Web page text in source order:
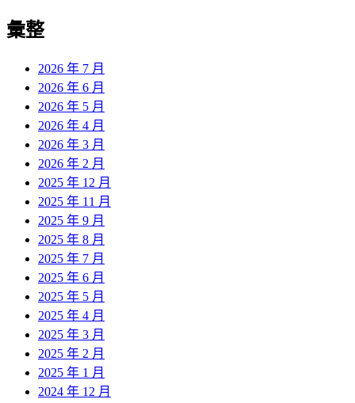
彙整
2026 年 7 月
2026 年 6 月
2026 年 5 月
2026 年 4 月
2026 年 3 月
2026 年 2 月
2025 年 12 月
2025 年 11 月
2025 年 9 月
2025 年 8 月
2025 年 7 月
2025 年 6 月
2025 年 5 月
2025 年 4 月
2025 年 3 月
2025 年 2 月
2025 年 1 月
2024 年 12 月